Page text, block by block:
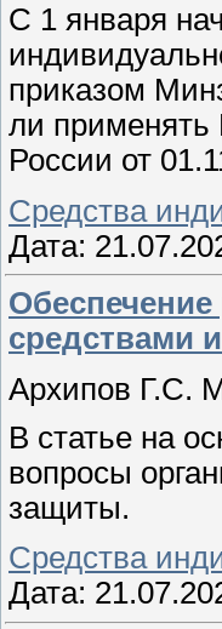
С 1 января
приказом
ли применять
России от
Средства
Дата:
средствами
Архипов Г.С.
В статье на
вопросы
защиты.
Средства
Дата: